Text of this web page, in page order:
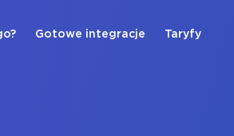
Gotowe integracje Taryfy